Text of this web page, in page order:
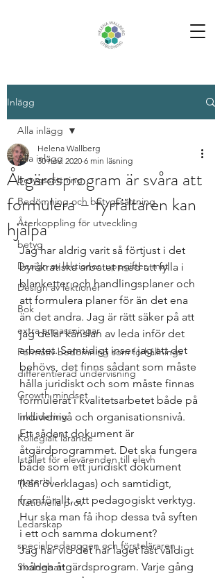
Inlägg
Alla inlägg
betygssättning
Bedömning och betygssättning
Återkoppling för utveckling
betyg
Design av lektioner, uppgifter, mat
Design av lektioner
Bok
extra anpassningar
Formativ bedömning som förhållnings
differentierad undervisning
Growth mindset
Inkludering
Kollegialt lärande
Istället för elevärenden till elevh
material
Nationella prov
Ledarskap
specialpedagogen och försteläraren
Skoldebatt
Alla inlägg
Åtgärdsprogram är svåra att
formulera – fyrfältaren kan
hjälpa
Helena Wallberg
30 nov. 2020 6 min läsning
Jag har aldrig varit så förtjust i det
byråkratiska arbetet med att fylla i
blanketter och handlingsplaner och
att formulera planer för än det ena
än det andra. Jag är rätt säker på att
jag delar känslan av leda inför det
arbetet. Samtidigt inser jag att det
behövs, det finns sådant som måste
hålla juridiskt och som måste finnas
formulerat i kvalitetsarbetet både på
individnivå och organisationsnivå.
Ett sådant dokument är
åtgärdprogrammet. Det ska fungera
både som ett juridiskt dokument
(kan överklagas) och samtidigt,
framförallt, ett pedagogiskt verktyg.
Hur ska man få ihop dessa två syften
i ett och samma dokument?
Jag har vid det här laget läst väldigt
många åtgärdsprogram. Varje gång